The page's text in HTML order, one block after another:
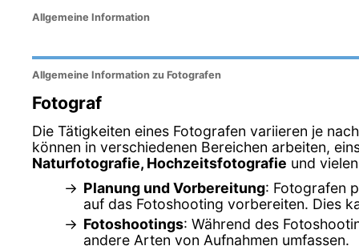
Allgemeine Information
Allgemeine Information zu Fotografen
Fotograf
Die Tätigkeiten eines Fotografen variieren je
können in verschiedenen Bereichen arbeiten,
Naturfotografie, Hochzeitsfotografie und
Planung und Vorbereitung: Fotografen
auf das Fotoshooting vorbereiten. Dies
Fotoshootings: Während des
andere Arten von Aufnahmen umfassen.